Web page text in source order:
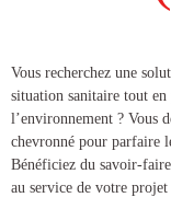
​​Vous recherchez une
situation sanitaire tout
l’environnement ? Vous
chevronné pour parfaire
Bénéficiez du savoir-
au service de votre projet